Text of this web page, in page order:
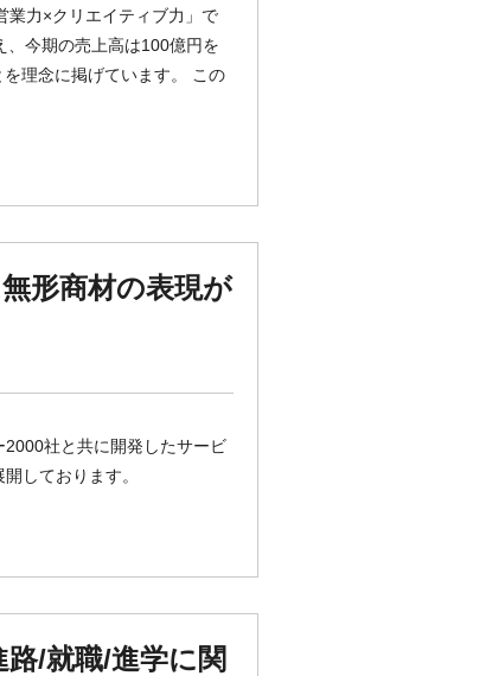
業力×クリエイティブ力」で
今期の売上高は100億円を
理念に掲げています。 この
形商材の表現が
社と共に開発したサービ
しております。
/就職/進学に関